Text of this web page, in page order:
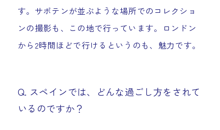
す。サボテンが並ぶような場所でのコレクショ
ンの撮影も、この地で行っています。ロンドン
から2時間ほどで行けるというのも、魅力です。
Q. スペインでは、どんな過ごし方をされて
いるのですか？